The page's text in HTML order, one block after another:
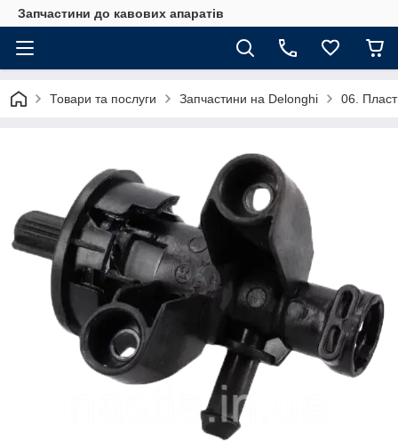
Запчастини до кавових апаратів
Товари та послуги Запчастини на Delonghi 06.